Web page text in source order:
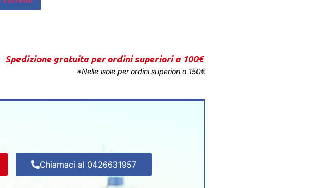
Spedizione gratuita per ordini superiori a 100€
*Nelle isole per ordini superiori a 150€
Chiamaci al 0426631957